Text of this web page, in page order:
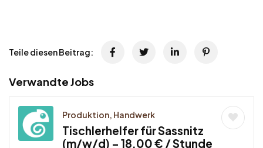
Teile diesen Beitrag:
Verwandte Jobs
Produktion, Handwerk
Tischlerhelfer für Sassnitz
(m/w/d) – 18,00 € / Stunde